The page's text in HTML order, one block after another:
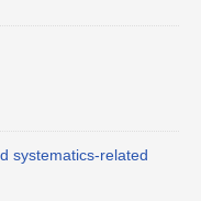
systematics-related